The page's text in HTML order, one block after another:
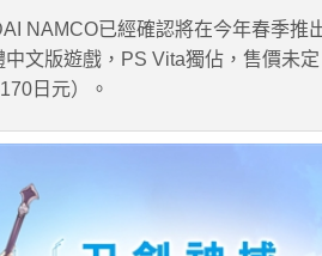
NAMCO已經確認將在今年春季推
文版遊戲，PS Vita獨佔，售價未定
日元）。